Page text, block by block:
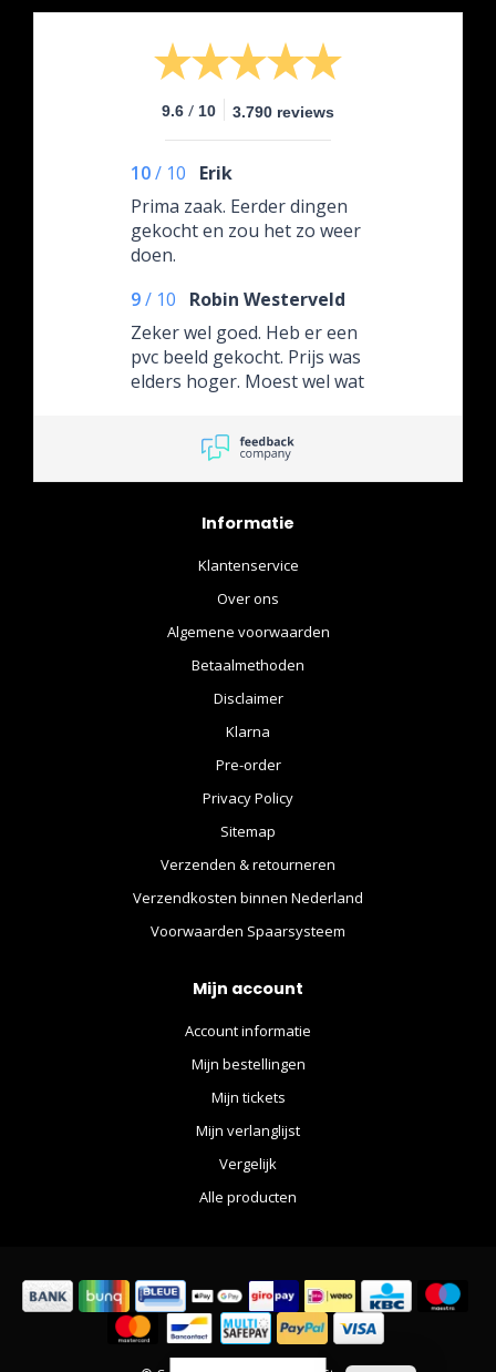
9.6 / 10 3.790 reviews
10/ 10
Erik
Prima zaak. Eerder dingen
gekocht en zou het zo weer
doen.
9/ 10
Robin Westerveld
Zeker wel goed. Heb er een
pvc beeld gekocht. Prijs was
elders hoger. Moest wel wat
3 dagen is ook geen
probleem. (Stond ook op de
website aangegeven) Ga
heb het een en ander
staat. Dus....
Informatie
Klantenservice
Over ons
Algemene voorwaarden
Betaalmethoden
Disclaimer
Klarna
Pre-order
Privacy Policy
Sitemap
Verzenden & retourneren
Verzendkosten binnen Nederland
Voorwaarden Spaarsysteem
Mijn account
Account informatie
Mijn bestellingen
Mijn tickets
Mijn verlanglijst
Vergelijk
Alle producten